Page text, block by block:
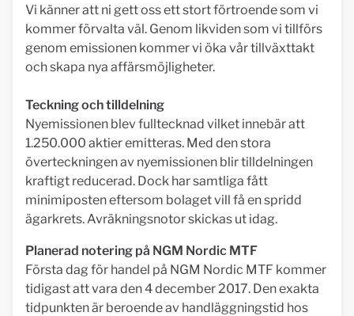
Vi känner att ni gett oss ett stort förtroende som vi
kommer förvalta väl. Genom likviden som vi tillförs
genom emissionen kommer vi öka vår tillväxttakt
och skapa nya affärsmöjligheter.
Teckning och tilldelning
Nyemissionen blev fulltecknad vilket innebär att
1.250.000 aktier emitteras. Med den stora
överteckningen av nyemissionen blir tilldelningen
kraftigt reducerad. Dock har samtliga fått
minimiposten eftersom bolaget vill få en spridd
ägarkrets. Avräkningsnotor skickas ut idag.
Planerad notering på NGM Nordic MTF
Första dag för handel på NGM Nordic MTF kommer
tidigast att vara den 4 december 2017. Den exakta
tidpunkten är beroende av handläggningstid hos